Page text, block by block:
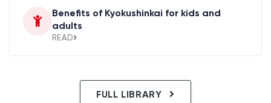
Benefits of Kyokushinkai for kids and
adults
READ
FULL LIBRARY